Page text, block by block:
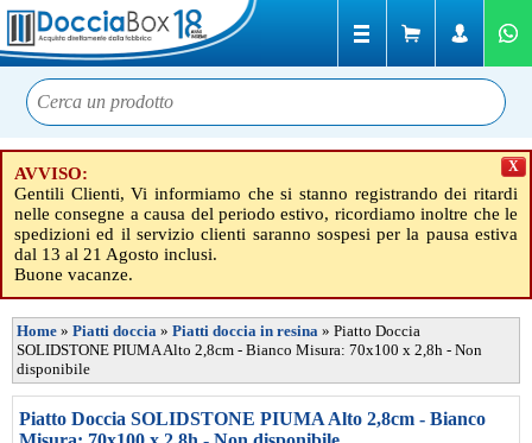
AVVISO:
Gentili Clienti, Vi informiamo che si stanno registrando dei ritardi
nelle consegne a causa del periodo estivo, ricordiamo inoltre che le
spedizioni ed il servizio clienti saranno sospesi per la pausa estiva
dal 13 al 21 Agosto inclusi.
Buone vacanze.
X
Home » Piatti doccia » Piatti doccia in resina » Piatto Doccia
SOLIDSTONE PIUMA Alto 2,8cm - Bianco Misura: 70x100 x 2,8h - Non
disponibile
Piatto Doccia SOLIDSTONE PIUMA Alto 2,8cm - Bianco